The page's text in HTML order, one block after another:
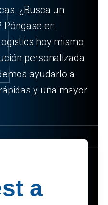
¿Busca un
Póngase en
hoy mismo
personalizada
ayudarlo a
y una mayor